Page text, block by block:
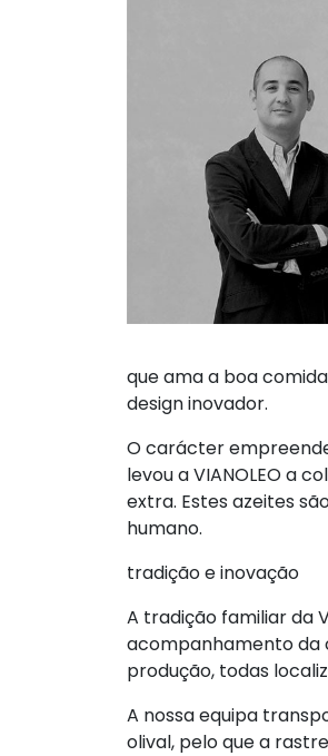
que ama a boa
design inovador.
O carácter
levou a VIANOLEO a
extra. Estes azeites
humano.
tradição e inovação
A tradição familiar da
acompanhamento da
produção, todas
A nossa equipa
olival, pelo que a